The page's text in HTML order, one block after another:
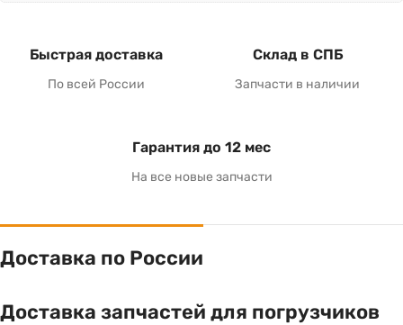
Быстрая доставка
По всей России
Склад в СПБ
Запчасти в наличии
Гарантия до 12 мес
На все новые запчасти
Доставка по России
Доставка запчастей для погрузчиков